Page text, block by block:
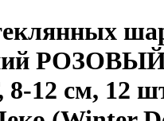
12 см, 12